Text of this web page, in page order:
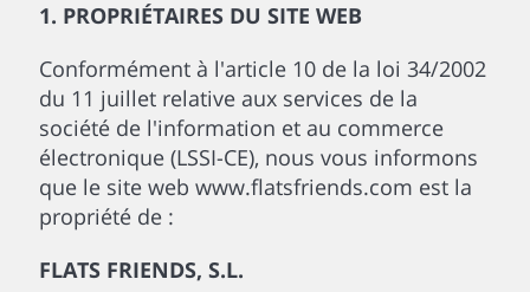
1. PROPRIÉTAIRES DU SITE WEB
Conformément à l'article 10 de la loi 34/2002
du 11 juillet relative aux services de la
société de l'information et au commerce
électronique (LSSI-CE), nous vous informons
que le site web www.flatsfriends.com est la
propriété de :
FLATS FRIENDS, S.L.